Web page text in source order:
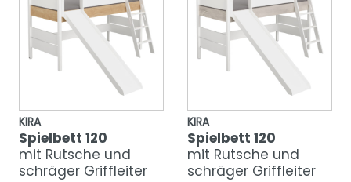
KIRA
Spielbett 120
mit Rutsche und
schräger Griffleiter
KIRA
Spielbett 120
mit Rutsche und
schräger Griffleiter